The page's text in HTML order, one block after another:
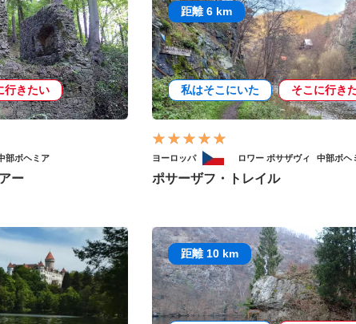
行きたい
部ボヘミア
ー
距離 6 km
私はそこにいた そこに行き
ヨーロッパ ロワー ポサザヴィ 中部ボヘ
ポサーザフ・トレイル
距離 10 km